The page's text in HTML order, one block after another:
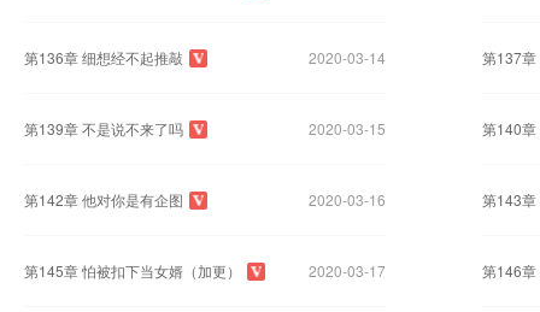
第136章 细想经不起推敲 2020-03-14 第137章
第139章 不是说不来了吗 2020-03-15 第140章
第142章 他对你是有企图 2020-03-16 第143章
第145章 怕被扣下当女婿（加更） 2020-03-17 第146章